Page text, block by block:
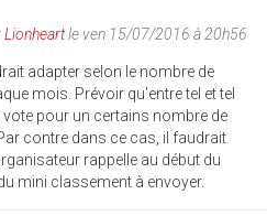
Lionheartle ven 15/07/2016 à 20h56
adapter selon le nombre de
mois. Prévoir qu'entre tel et tel
vote pour un certains nombre de
contre dans ce cas, il faudrait
rappelle au début du
mini classement à envoyer.